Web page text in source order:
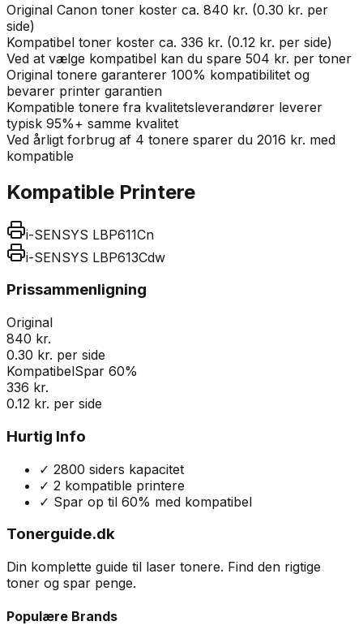
Original Canon toner koster ca. 840 kr. (0.30 kr. per
side)
Kompatibel toner koster ca. 336 kr. (0.12 kr. per side)
Ved at vælge kompatibel kan du spare 504 kr. per toner
Original tonere garanterer 100% kompatibilitet og
bevarer printer garantien
Kompatible tonere fra kvalitetsleverandører leverer
typisk 95%+ samme kvalitet
Ved årligt forbrug af 4 tonere sparer du 2016 kr. med
kompatible
Kompatible Printere
i-SENSYS LBP611Cn
i-SENSYS LBP613Cdw
Prissammenligning
Original
840 kr.
0.30 kr. per side
KompatibelSpar 60%
336 kr.
0.12 kr. per side
Hurtig Info
✓ 2800 siders kapacitet
✓ 2 kompatible printere
✓ Spar op til 60% med kompatibel
Tonerguide.dk
Din komplette guide til laser tonere. Find den rigtige
toner og spar penge.
Populære Brands